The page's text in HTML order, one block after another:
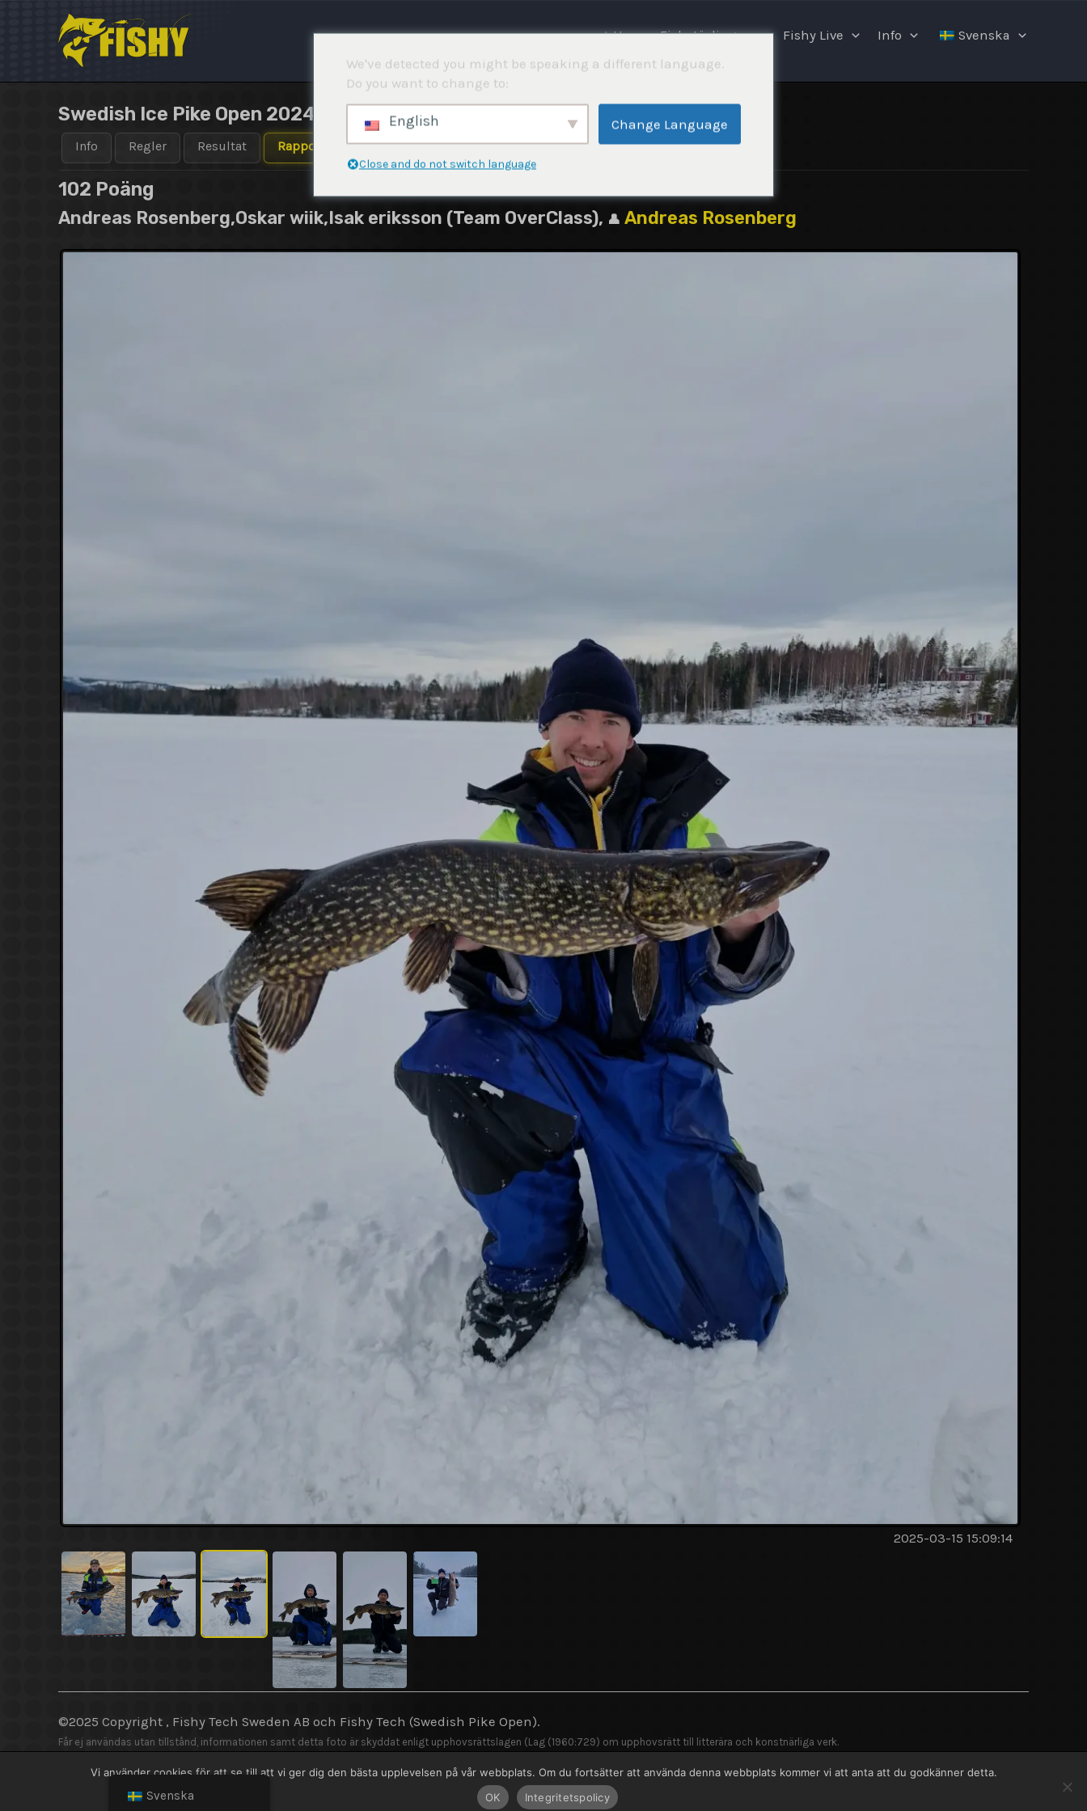
⌂ Hem Fisketävlingar Fishy Live Info Svenska
Swedish Ice Pike Open 2024-2025
Info Regler Resultat Rapporter
102 Poäng
Andreas Rosenberg,Oskar wiik,Isak eriksson (Team OverClass), 👤 Andreas Rosenberg
2025-03-15 15:09:14
©2025 Copyright , Fishy Tech Sweden AB och Fishy Tech (Swedish Pike Open).
Får ej användas utan tillstånd, informationen samt detta foto är skyddat enligt upphovsrättslagen (Lag (1960:729) om upphovsrätt till litterära och konstnärliga verk.
Copyright © 2026 Fishy Tech Sweden AB | www.fishy.nu Facebook Svenska
Svenska
We've detected you might be speaking a different language.
Do you want to change to:
English Change Language
Close and do not switch language
Vi använder cookies för att se till att vi ger dig den bästa upplevelsen på vår webbplats. Om du fortsätter att använda denna webbplats kommer vi att anta att du godkänner detta.
OK
Integritetspolicy